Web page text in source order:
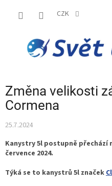
CZK
Změna velikosti
Cormena
25.7.2024
Kanystry 5l postupně přechází
července 2024.
Týká se to kanystrů 5l značek